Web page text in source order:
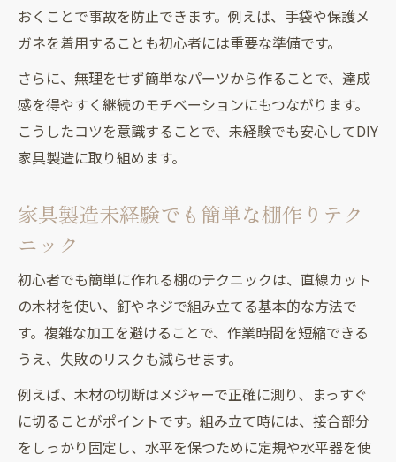
おくことで事故を防止できます。例えば、手袋や保護メ
ガネを着用することも初心者には重要な準備です。
さらに、無理をせず簡単なパーツから作ることで、達成
感を得やすく継続のモチベーションにもつながります。
こうしたコツを意識することで、未経験でも安心してDIY
家具製造に取り組めます。
家具製造未経験でも簡単な棚作りテク
ニック
初心者でも簡単に作れる棚のテクニックは、直線カット
の木材を使い、釘やネジで組み立てる基本的な方法で
す。複雑な加工を避けることで、作業時間を短縮できる
うえ、失敗のリスクも減らせます。
例えば、木材の切断はメジャーで正確に測り、まっすぐ
に切ることがポイントです。組み立て時には、接合部分
をしっかり固定し、水平を保つために定規や水平器を使